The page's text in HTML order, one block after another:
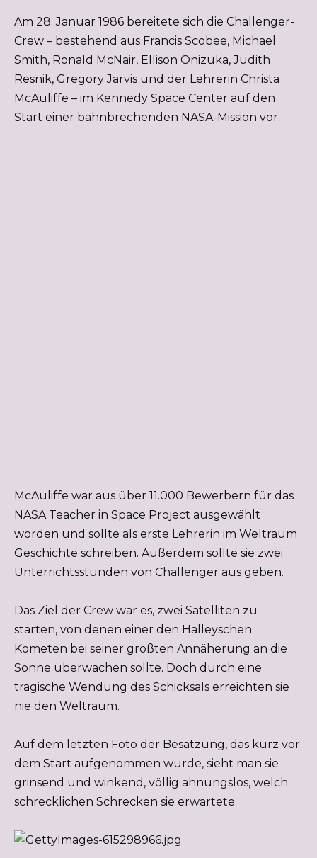
Am 28. Januar 1986 bereitete sich die Challenger-
Crew – bestehend aus Francis Scobee, Michael
Smith, Ronald McNair, Ellison Onizuka, Judith
Resnik, Gregory Jarvis und der Lehrerin Christa
McAuliffe – im Kennedy Space Center auf den
Start einer bahnbrechenden NASA-Mission vor.
McAuliffe war aus über 11.000 Bewerbern für das
NASA Teacher in Space Project ausgewählt
worden und sollte als erste Lehrerin im Weltraum
Geschichte schreiben. Außerdem sollte sie zwei
Unterrichtsstunden von Challenger aus geben.
Das Ziel der Crew war es, zwei Satelliten zu
starten, von denen einer den Halleyschen
Kometen bei seiner größten Annäherung an die
Sonne überwachen sollte. Doch durch eine
tragische Wendung des Schicksals erreichten sie
nie den Weltraum.
Auf dem letzten Foto der Besatzung, das kurz vor
dem Start aufgenommen wurde, sieht man sie
grinsend und winkend, völlig ahnungslos, welch
schrecklichen Schrecken sie erwartete.